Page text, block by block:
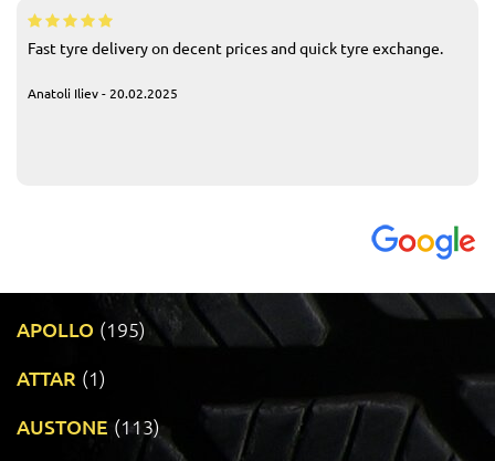
Fast tyre delivery on decent prices and quick tyre exchange.
Anatoli Iliev - 20.02.2025
APOLLO (195)
ATTAR (1)
AUSTONE (113)